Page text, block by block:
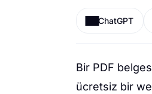
ChatGPT
Bir PDF
ücretsiz bir